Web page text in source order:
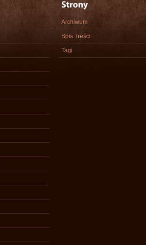
Archiwum
Spis Treści
Tagi